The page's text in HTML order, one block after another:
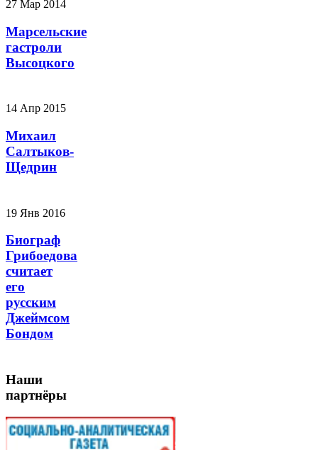
27 Мар 2014
Марсельские
гастроли
Высоцкого
14 Апр 2015
Михаил
Салтыков-
Щедрин
19 Янв 2016
Биограф
Грибоедова
считает
его
русским
Джеймсом
Бондом
Наши
партнёры